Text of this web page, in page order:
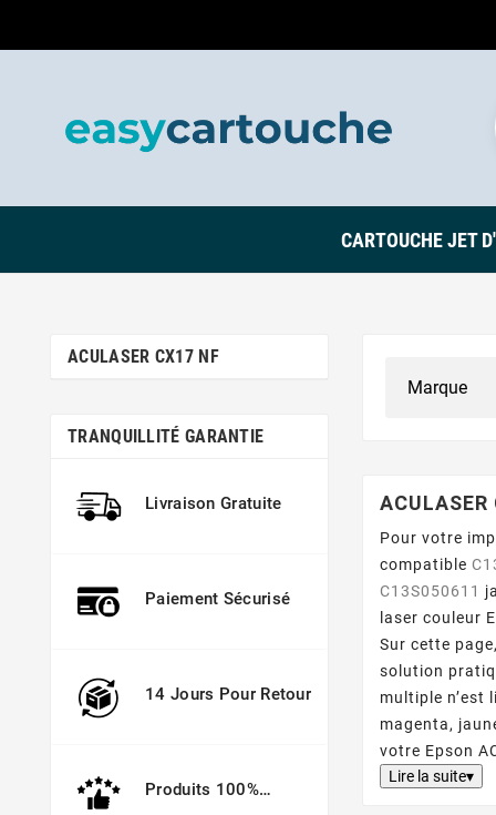
CARTOUCHE JET
ACULASER CX17 NF
TRANQUILLITÉ GARANTIE
Livraison Gratuite
Paiement Sécurisé
14 Jours Pour Retour
Produits 100%
ACULASER
Pour votre
compatible
C13S050611
laser couleur
Sur cette
solution
multiple n’est
magenta,
votre Epson
Lire la suite▾